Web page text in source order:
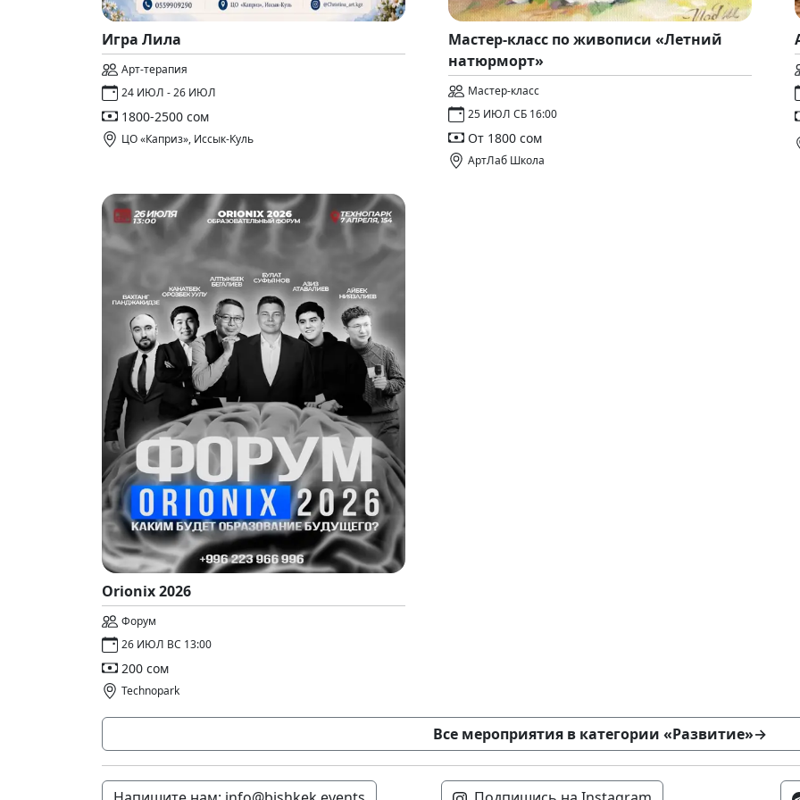
Игра Лила
Арт-терапия
24 ИЮЛ - 26 ИЮЛ
1800-2500 сом
ЦО «Каприз», Иссык-Куль
Мастер-класс по живописи «Летний
натюрморт»
Мастер-класс
25 ИЮЛ СБ 16:00
От 1800 сом
АртЛаб Школа
Orionix 2026
Форум
26 ИЮЛ ВС 13:00
200 сом
Technopark
Все мероприятия в категории «Развитие»→